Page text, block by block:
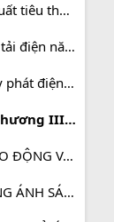
Bài 15. Công suất tiêu thụ của mạch điện xoay chiều. Hệ số công suất
Bài 16. Truyền tải điện năng. Máy biến áp
Bài 17-18. Máy phát điện xoay chiều .Động cơ không đồng bộ ba pha
Bài tập cuối chương III - Dòng điện xoay chiều
CHƯƠNG IV. DAO ĐỘNG VÀ SÓNG ĐIỆN TỪ
CHƯƠNG V. SÓNG ÁNH SÁNG